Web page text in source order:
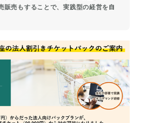
販売もすることで、実践型の経営を自